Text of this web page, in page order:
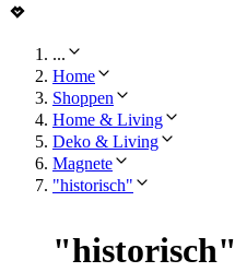
...
Home
Shoppen
Home & Living
Deko & Living
Magnete
"historisch"
"historisch"